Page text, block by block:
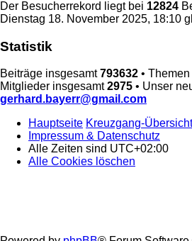
Der Besucherrekord liegt bei 12824
Dienstag 18. November 2025, 18:10
Statistik
Beiträge insgesamt793632 •
Mitglieder insgesamt2975 • Unser
gerhard.bayerr@gmail.com
Hauptseite Kreuzgang-Übersicht
Impressum & Datenschutz
Alle Zeiten sind UTC+02:00
Alle Cookies löschen